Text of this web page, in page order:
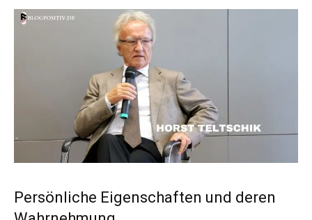
Persönliche Eigenschaften und deren